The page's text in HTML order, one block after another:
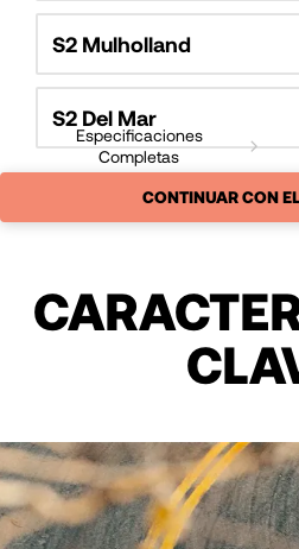
S2 Mulholland
S2 Del Mar
Especificaciones
Completas
CONTINUAR CON